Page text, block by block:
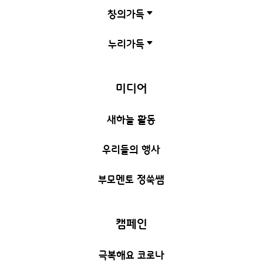
창의가득 C
누리가득C
미디어
새하늘 활동
우리들의 행사
부모멘토 정쑥쌤
캠페인
극복해요 코로나